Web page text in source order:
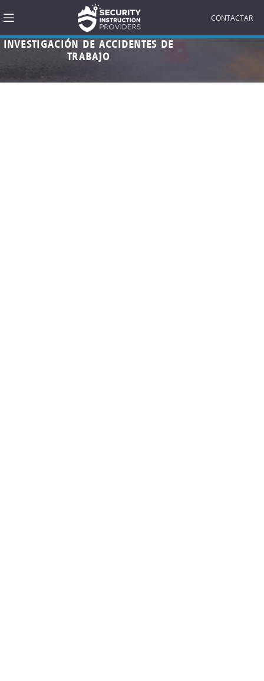
CONTACTAR
INVESTIGACIÓN DE ACCIDENTES DE
TRABAJO